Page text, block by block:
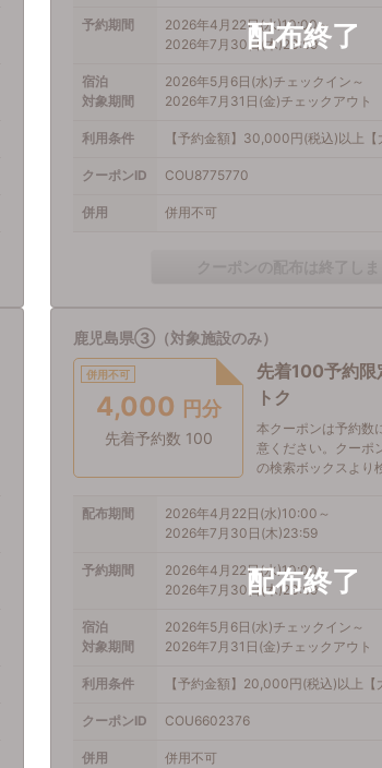
予約期間
2026年4月22日(水)10:00～
2026年7月30日(木)23:59
宿泊
対象期間
2026年5月6日(水)チェックイン～
2026年7月31日(金)チェックアウト
利用条件 【予約金額】30,000円(税込)以上【
クーポンID COU8775770
併用 併用不可
鹿児島県③（対象施設のみ）
併用不可
4,000 円分
先着予約数 100
先着100予約
トク
本クーポンは予約数
意ください。クーポ
の検索ボックスより
配布期間
2026年4月22日(水)10:00～
2026年7月30日(木)23:59
予約期間
2026年4月22日(水)10:00～
2026年7月30日(木)23:59
宿泊
対象期間
2026年5月6日(水)チェックイン～
2026年7月31日(金)チェックアウト
利用条件 【予約金額】20,000円(税込)以上【
クーポンID COU6602376
併用 併用不可